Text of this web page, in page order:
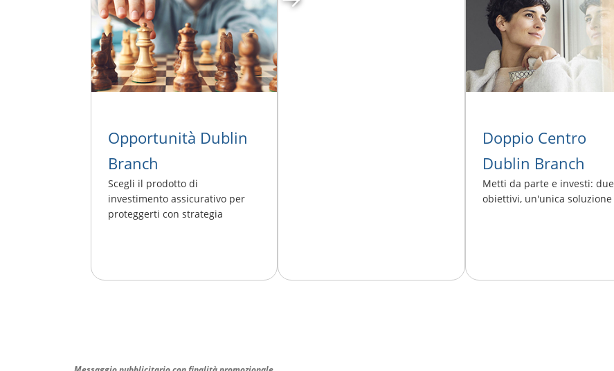
Opportunità Dublin
Branch
Scegli il prodotto di
investimento assicurativo per
proteggerti con strategia
Doppio Centro
Dublin Branch
Metti da parte e investi: due
obiettivi, un'unica soluzione